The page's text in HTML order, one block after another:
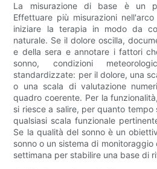
La misurazione di base è un
Effettuare più misurazioni
iniziare la terapia in modo da
naturale. Se il dolore oscilla,
e della sera e annotare i fattori
sonno, condizioni
standardizzate: per il dolore, una
o una scala di valutazione
quadro coerente. Per la
si riesce a salire, per quanto
qualsiasi scala funzionale
Se la qualità del sonno è un
sonno o un sistema di
settimana per stabilire una base di